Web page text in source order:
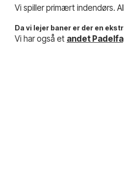
Vi spiller primært indendørs.
Da vi lejer baner er der en
Vi har også et andet